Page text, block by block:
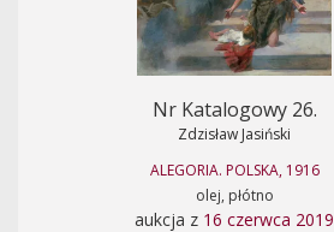
Nr Katalogowy 26.
Zdzisław Jasiński
ALEGORIA. POLSKA, 1916
olej, płótno
aukcja z 16 czerwca 2019